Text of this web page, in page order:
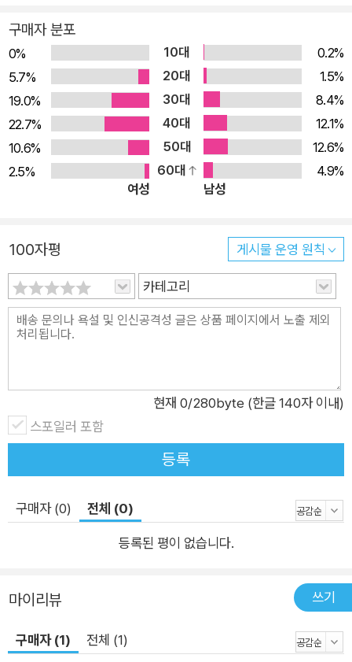
만의 철학을 정립해갔다. 다른 인간, 혹은 다른 자연과 연결되지
않고서는 생존할 수 없는 동물이라는 변치 않는 전제에 관심을 두
지 않은 것이다. 도덕철학자 알래스데어 매킨타이어는 아무리 철
학이 철저하게 무시하더라도 인간은 근본적으로 상호 의존적이
라고 명시했다. 디지털 시대에 완벽히 접어들었지만, 사람의 유전
자와 두뇌는 타인과의 유대와 접촉, 심지어 자연과 비자연물과도
끊임없이 연결된 채로 살아야 한다. 《뉴필로소퍼》는 사람과 사
람, 기술과 철학, 과거와 현재와 미래 등 다양한 주체들이 어떻게
수 있는가를 제시한다. 사상과 이념의 시장에서 자급자족의 미덕
을 떠들어댈 수는 있지만, 어느 날 가게 앞에 줄 서 있다가 갑자기
쓰러지게 된다면 이 미덕이 거짓이라는 사실을 깨달을 수 있다.
삶과 죽음이 낯선 이들의 친절에 달린 그 순간, 결국 우리가 얼마
나 서로에게 의지하며 살아가는지가 분명해진다. (본문 23쪽) --
망과 생물사회학 분야를 주로 연구하는 니컬러스 A. 크리스타키
스 예일대학교 교수는 인간의 사회적 연결을 이야기할 때 탄소 결
합을 설명의 예시로 사용한다. 같은 탄소 원자들이라 하더라도 이
를 특정한 방식으로 연결하면 화려한 다이아몬드를 얻게 되지만,
다. 다시 말해 원래의 본질이 무엇이었든, 이를 결합하는 방식에
따라 전혀 다른 결과물이 된다는 것이다. 크리스타키스 교수는 인
으로 연결하면 부유하고 혁신적인 사회가 구성되지만, 위의 동일
한 개인들을 다른 방식으로 연결하면 가난하고 병든 어두운 사회
가 된다. 즉 연결이란 ‘개인과 개인을 하나로 묶어주는 무형의 유
대 관계’이며, 다양한 인간관계와 이로부터 파생되는 특성까지 포
구매자 분포
0% 10대
0.2%
5.7%
20대
1.5%
19.0%
30대
8.4%
22.7%
40대
12.1%
10.6%
50대
12.6%
2.5%
60대
4.9%
여성
남성
100자평 게시물 운영 원칙
카테고리
현재 0/280byte (한글 140자 이내)
스포일러 포함
등록
구매자 (0) 전체 (0)
등록된 평이 없습니다.
마이리뷰 쓰기
구매자 (1) 전체 (1)